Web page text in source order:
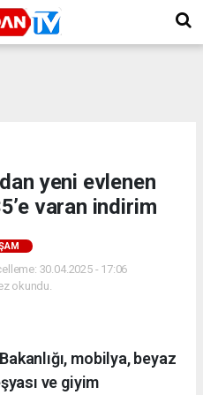
yeni evlenen
varan indirim
30.04.2025 - 17:06
okundu.
mobilya, beyaz
ve giyim